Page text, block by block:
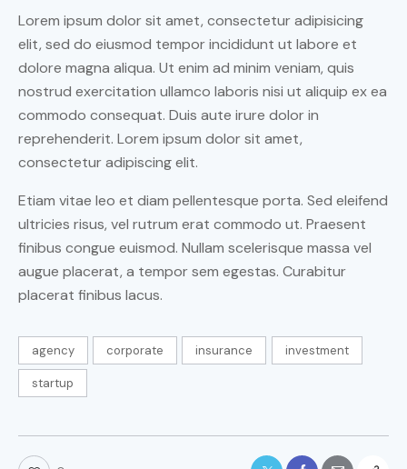
Lorem ipsum dolor sit amet, consectetur adipisicing
elit, sed do eiusmod tempor incididunt ut labore et
dolore magna aliqua. Ut enim ad minim veniam, quis
nostrud exercitation ullamco laboris nisi ut aliquip ex ea
commodo consequat. Duis aute irure dolor in
reprehenderit. Lorem ipsum dolor sit amet,
consectetur adipiscing elit.
Etiam vitae leo et diam pellentesque porta. Sed eleifend
ultricies risus, vel rutrum erat commodo ut. Praesent
finibus congue euismod. Nullam scelerisque massa vel
augue placerat, a tempor sem egestas. Curabitur
placerat finibus lacus.
agency corporate insurance investment
startup